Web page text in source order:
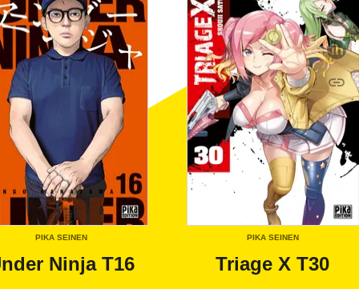
PIKA SEINEN
Ninja T16
PIKA SEINEN
Triage X T30
link